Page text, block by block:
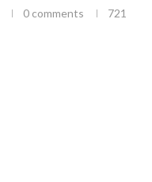
0 comments
721